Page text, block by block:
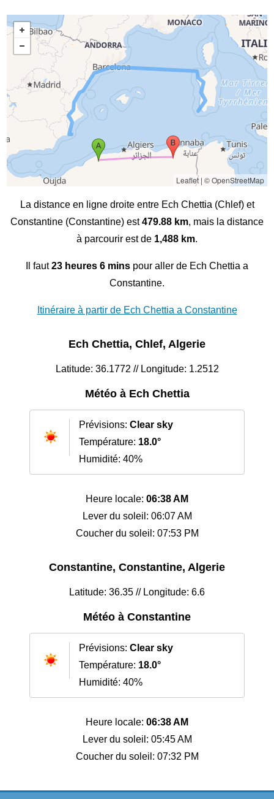
Leaflet| © OpenStreetMap
La distance en ligne droite entre Ech Chettia (Chlef) et
Constantine (Constantine) est479.88 km, mais la distance
à parcourir est de 1,488 km.
Il faut23 heures 6 mins pour aller de Ech Chettia a
Constantine.
Itinéraire à partir de Ech Chettia a Constantine
Ech Chettia, Chlef, Algerie
Latitude: 36.1772 // Longitude: 1.2512
Météo à Ech Chettia
Prévisions: Clear sky
Température: 18.0°
Humidité: 40%
Heure locale: 06:38 AM
Lever du soleil: 06:07 AM
Coucher du soleil: 07:53 PM
Constantine, Constantine, Algerie
Latitude: 36.35 // Longitude: 6.6
Météo à Constantine
Prévisions: Clear sky
Température: 18.0°
Humidité: 40%
Heure locale: 06:38 AM
Lever du soleil: 05:45 AM
Coucher du soleil: 07:32 PM